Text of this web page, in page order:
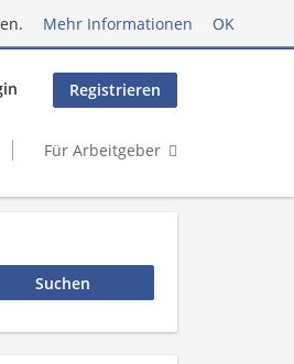
Mehr Informationen OK
Registrieren
Für Arbeitgeber